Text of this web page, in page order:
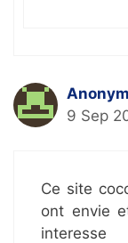
9 Sep
Ce site
ont envie
interesse